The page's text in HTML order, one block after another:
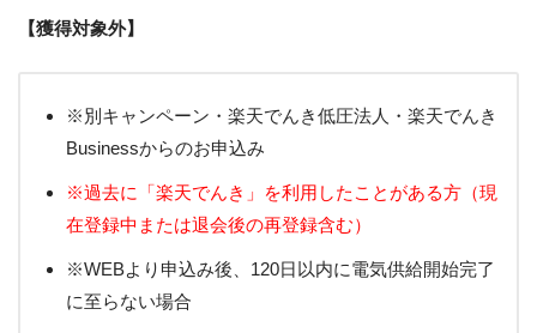
【獲得対象外】
※別キャンペーン・楽天でんき低圧法人・楽天でんき
Businessからのお申込み
※過去に「楽天でんき」を利用したことがある方（現
在登録中または退会後の再登録含む）
※WEBより申込み後、120日以内に電気供給開始完了
に至らない場合